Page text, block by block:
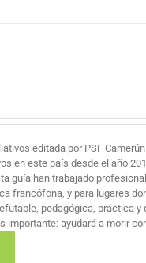
editada por PSF
en este país desde el año
guía han trabajado
francófona, y para lugares
pedagógica, práctica
importante: ayudará a morir